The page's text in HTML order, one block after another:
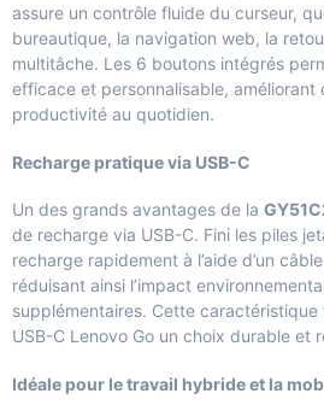
assure un contrôle fluide du curseur,
bureautique, la navigation web, la
multitâche. Les 6 boutons intégrés
efficace et personnalisable, améliorant
productivité au quotidien.
Recharge pratique via USB-C
Un des grands avantages de la
de recharge via USB-C. Fini les piles
recharge rapidement à l’aide d’un
réduisant ainsi l’impact
supplémentaires. Cette caractéristique
USB-C Lenovo Go un choix durable et
Idéale pour le travail hybride et la